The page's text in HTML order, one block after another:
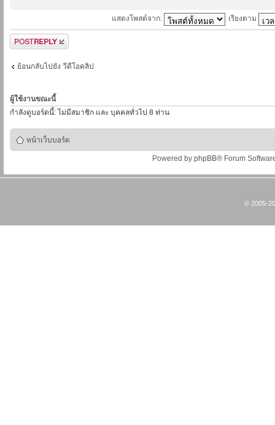
แสดงโพสต์จาก: เรียงตาม
ตอบกระทู้
ย้อนกลับไปยัง วีดีโอคลิป
ผู้ใช้งานขณะนี้
กำลังดูบอร์ดนี้: ไม่มีสมาชิก และ บุคคลทั่วไป 8 ท่าน
หน้าเว็บบอร์ด
Powered by phpBB® Forum
© 2005-